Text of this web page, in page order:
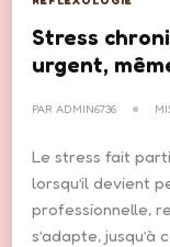
Stress
urgent,
PAR ADMIN6736
Le stress fait
lorsqu’il devient
professionnelle,
s’adapte, jusqu’à